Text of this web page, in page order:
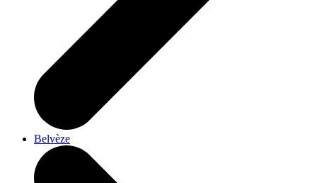
Belvèze